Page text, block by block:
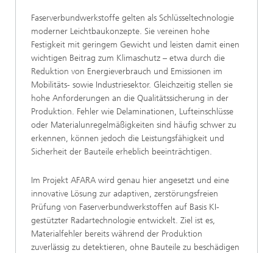
Faserverbundwerkstoffe gelten als Schlüsseltechnologie
moderner Leichtbaukonzepte. Sie vereinen hohe
Festigkeit mit geringem Gewicht und leisten damit einen
wichtigen Beitrag zum Klimaschutz – etwa durch die
Reduktion von Energieverbrauch und Emissionen im
Mobilitäts- sowie Industriesektor. Gleichzeitig stellen sie
hohe Anforderungen an die Qualitätssicherung in der
Produktion. Fehler wie Delaminationen, Lufteinschlüsse
oder Materialunregelmäßigkeiten sind häufig schwer zu
erkennen, können jedoch die Leistungsfähigkeit und
Sicherheit der Bauteile erheblich beeinträchtigen.
Im Projekt AFARA wird genau hier angesetzt und eine
innovative Lösung zur adaptiven, zerstörungsfreien
Prüfung von Faserverbundwerkstoffen auf Basis KI-
gestützter Radartechnologie entwickelt. Ziel ist es,
Materialfehler bereits während der Produktion
zuverlässig zu detektieren, ohne Bauteile zu beschädigen